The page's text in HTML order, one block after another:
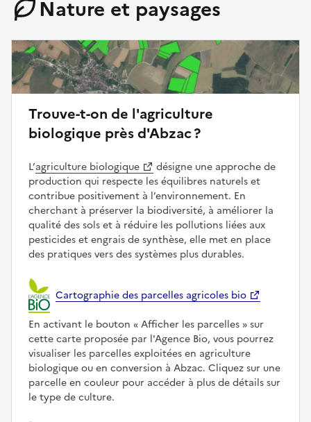
Nature et paysages
Trouve-t-on de l'agriculture
biologique près d'Abzac ?
L’agriculture biologique
désigne une approche de
production qui respecte les équilibres naturels et
contribue positivement à l’environnement. En
cherchant à préserver la biodiversité, à améliorer la
qualité des sols et à réduire les pollutions liées aux
pesticides et engrais de synthèse, elle met en place
des pratiques vers des systèmes plus durables.
Cartographie des parcelles agricoles bio
En activant le bouton Afficher les parcelles
sur
cette carte proposée par l'Agence Bio, vous pourrez
visualiser les parcelles exploitées en agriculture
biologique ou en conversion à Abzac. Cliquez sur une
parcelle en couleur pour accéder à plus de détails sur
le type de culture.